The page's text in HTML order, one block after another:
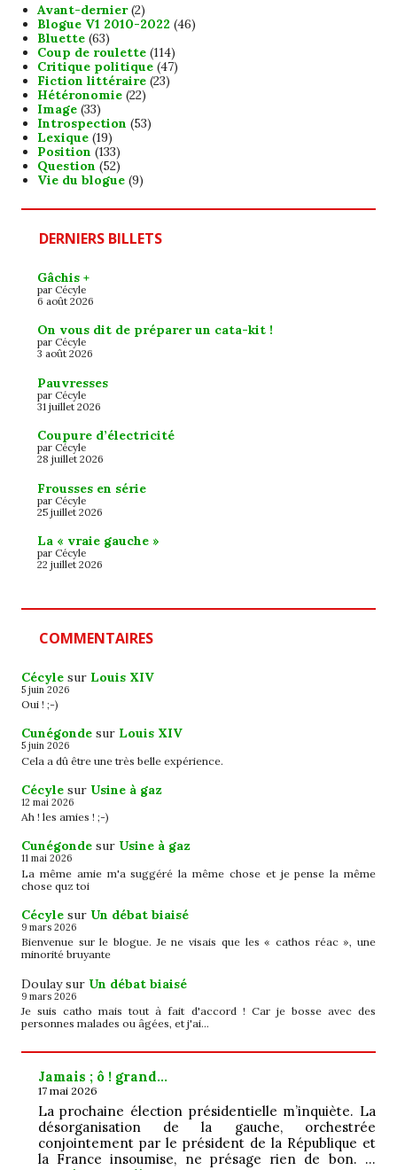
Avant-dernier(2)
Blogue V1 2010-2022 (46)
Bluette(63)
Coup de roulette(114)
Critique politique(47)
Fiction littéraire(23)
Hétéronomie(22)
Image(33)
Introspection (53)
Lexique(19)
Position (133)
Question (52)
Vie du blogue(9)
DERNIERS BILLETS
Gâchis +
par Cécyle
6 août 2026
On vous dit de préparer un cata-kit !
par Cécyle
3 août 2026
Pauvresses
par Cécyle
31 juillet 2026
Coupure d’électricité
par Cécyle
28 juillet 2026
Frousses en série
par Cécyle
25 juillet 2026
La « vraie gauche »
par Cécyle
22 juillet 2026
COMMENTAIRES
Cécyle sur Louis XIV
5 juin 2026
Oui ! ;-)
Cunégonde sur Louis XIV
5 juin 2026
Cela a dû être une très belle expérience.
Cécyle sur Usine à gaz
12 mai 2026
Ah ! les amies ! ;-)
Cunégonde sur Usine à gaz
11 mai 2026
La même amie m'a suggéré la même chose et je pense la même
chose quz toi
Cécyle sur Un débat biaisé
9 mars 2026
Bienvenue sur le blogue. Je ne visais que les « cathos réac », une
minorité bruyante
Doulaysur Un débat biaisé
9 mars 2026
Je suis catho mais tout à fait d'accord ! Car je bosse avec des
personnes malades ou âgées, et j'ai…
Jamais ; ô ! grand…
17 mai 2026
La prochaine élection présidentielle m’inquiète. La
désorganisation de la gauche, orchestrée
conjointement par le président de la République et
la France insoumise, ne présage rien de bon. …